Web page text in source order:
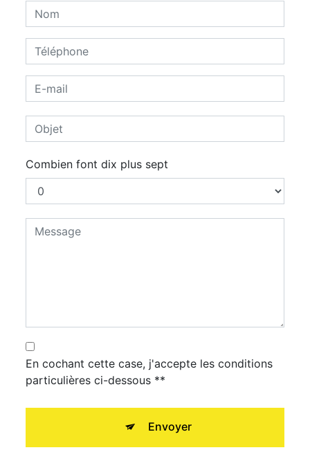
Combien font dix plus sept
En cochant cette case, j'accepte les conditions
particulières ci-dessous **
Envoyer